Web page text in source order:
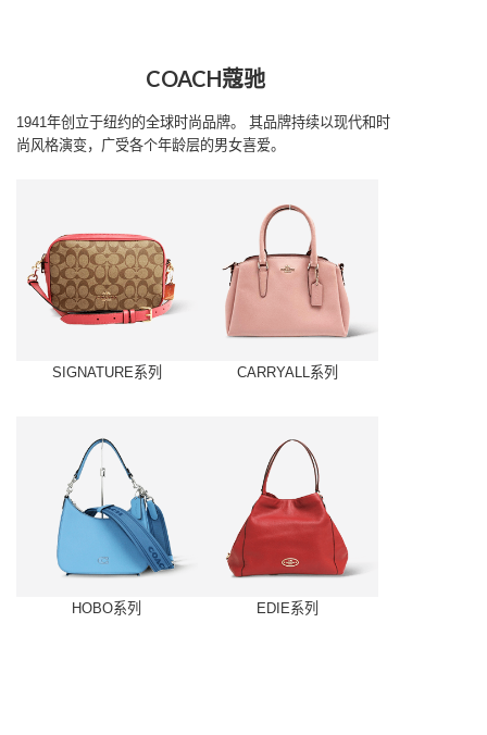
COACH蔻驰
1941年创立于纽约的全球时尚品牌。 其品牌持续以现代和时
尚风格演变，广受各个年龄层的男女喜爱。
SIGNATURE系列 CARRYALL系列
HOBO系列 EDIE系列